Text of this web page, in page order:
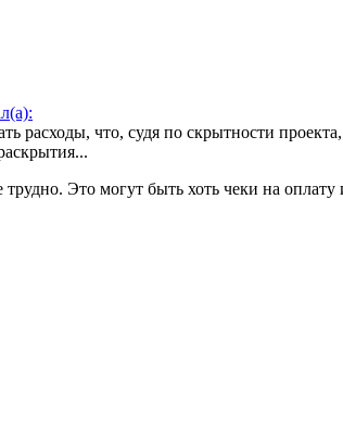
расходы, что, судя по скрытности
трудно. Это могут быть хоть чеки на